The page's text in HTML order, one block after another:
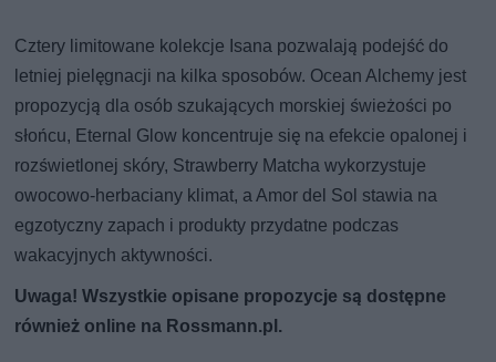
Cztery limitowane kolekcje Isana pozwalają podejść do
letniej pielęgnacji na kilka sposobów. Ocean Alchemy jest
propozycją dla osób szukających morskiej świeżości po
słońcu, Eternal Glow koncentruje się na efekcie opalonej i
rozświetlonej skóry, Strawberry Matcha wykorzystuje
owocowo-herbaciany klimat, a Amor del Sol stawia na
egzotyczny zapach i produkty przydatne podczas
wakacyjnych aktywności.
Uwaga! Wszystkie opisane propozycje są dostępne
również online na Rossmann.pl.